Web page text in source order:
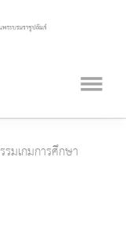
รมเกมการศึกษา